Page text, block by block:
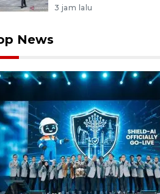
3 jam lalu
News